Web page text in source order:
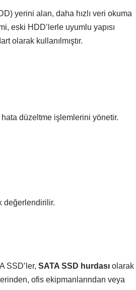
yerini alan, daha hızlı veri okuma
eski HDD’lerle uyumlu yapısı
olarak kullanılmıştır.
düzeltme işlemlerini yönetir.
değerlendirilir.
SSD’ler, SATA SSD hurdası olarak
ofis ekipmanlarından veya